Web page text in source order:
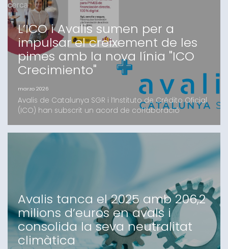
L’ICO i Avalis sumen per a
impulsar el creixement de les
pimes amb la nova línia "ICO
Crecimiento"
marzo 2026
Avalis de Catalunya SGR i l’Instituto de Crédito Oficial
(ICO) han subscrit un acord de col·laboració
pimes catalanes. Mitjançant la nova eina digital ICO
Crecimiento, les petites i mitjanes empreses podran
accedir a recursos en condicions preferents i amb el
suport de la garantia d’Avalis.L’ob
Avalis tanca el 2025 amb 206,2
milions d’euros en avals i
consolida la seva neutralitat
climàtica